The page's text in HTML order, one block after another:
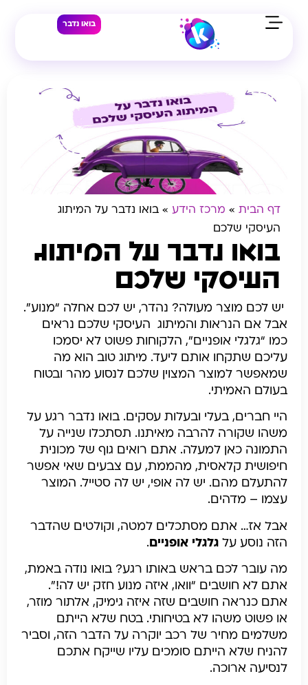
בואו נדבר
בואו נדבר על המיתוג
העיסקי שלכם
דף הבית » מרכז הידע » בואו נדבר על המיתוג
העיסקי שלכם
יש לכם מוצר מעולה? נהדר, יש לכם אחלה “מנוע”.
אבל אם הנראות והמיתוג העיסקי שלכם נראים
כמו “גלגלי אופניים”, הלקוחות פשוט לא יסמכו
עליכם שתקחו אותם ליעד. מיתוג טוב הוא מה
שמאפשר למוצר המצוין שלכם לנסוע מהר ובטוח
בעולם האמיתי.
היי חברים, בעלי ובעלות עסקים. בואו נדבר רגע על
משהו שקורה להרבה מאיתנו. תסתכלו שנייה על
התמונה כאן למעלה. אתם רואים גוף של מכונית
חיפושית קלאסית, מהממת, עם צבעים שאי אפשר
להתעלם מהם. יש לה אופי, יש לה סטייל. המוצר
עצמו – מדהים.
אבל אז… אתם מסתכלים למטה, וקולטים שהדבר
הזה נוסע על גלגלי אופניים .
מה עובר לכם בראש באותו רגע? בואו נודה באמת,
אתם לא חושבים “וואו, איזה מנוע חזק יש לה!”.
אתם כנראה חושבים שזה איזה גימיק, אלתור מוזר,
או פשוט משהו לא בטיחותי. בטח שלא הייתם
משלמים מחיר של רכב יוקרה על הדבר הזה, וסביר
להניח שלא הייתם סומכים עליו שייקח אתכם
לנסיעה ארוכה.